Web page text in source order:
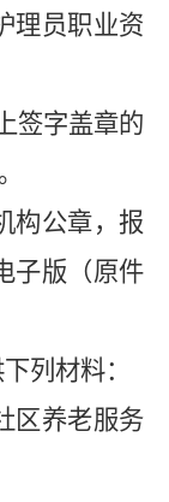
理员职业资
签字盖章的
构公章，报
子版（原件
列材料：
区养老服务